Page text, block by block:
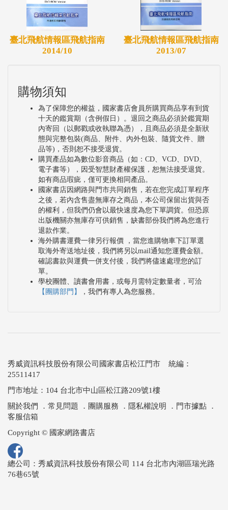
臺北飛航情報區飛航指南
2014/10
臺北飛航情報區飛航指南
2013/07
購物須知
為了保障您的權益，國家書店會員所購買商品享有到貨
十天的鑑賞期（含例假日）。退回之商品必須於鑑賞期
內寄回（以郵戳或收執聯為憑），且商品必須是全新狀
態與完整包裝(商品、附件、內外包裝、隨貨文件、贈
品等)，否則恕不接受退貨。
購買產品如為數位影音商品（如：CD、VCD、DVD、
電子書等），因受智慧財產權保護，恕無法接受退貨。
如有商品瑕疵，僅可更換相同產品。
國家書店因網路與門市共同銷售，若在您完成訂單程序
之後，若內含售盡無庫存之商品，本公司保留出貨與否
的權利，但我們仍會以最快速度為您下單調貨。但恐原
出版機關亦無庫存可供銷售，缺書部份我們將為您進行
退款作業。
海外購書運費一律另行報價 ，當您進購物車下訂單選
取海外寄送地址後，我們將另以mail通知您運費金額。
確認書款與運費一併支付後，我們將儘速處理您的訂
單。
學校團體、讀書會用書，或每月需特定數量者，可洽
【團購部門】
，我們有專人為您服務。
秀威資訊科技股份有限公司國家書店松江門市 統編：
25511417
門市地址：104 台北市中山區松江路209號1樓
關於我們
． 常見問題 ． 團購服務 ． 隱私權說明 ． 門市據點 ．
客服信箱
Copyright © 國家網路書店
總公司：秀威資訊科技股份有限公司 114 台北市內湖區瑞光路
76巷65號